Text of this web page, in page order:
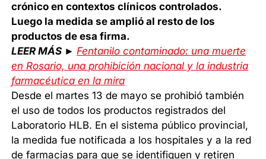
crónico en contextos clínicos controlados.
Luego la medida se amplió al resto de los
productos de esa firma.
LEER MÁS ►Fentanilo contaminado: una muerte
en Rosario, una prohibición nacional y la industria
farmacéutica en la mira
Desde el martes 13 de mayo se prohibió también
el uso de todos los productos registrados del
Laboratorio HLB. En el sistema público provincial,
la medida fue notificada a los hospitales y a la red
de farmacias para que se identifiquen y retiren